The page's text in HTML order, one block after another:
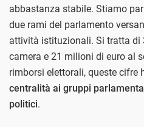
abbastanza stabile. Stiamo
due rami del parlamento
attività istituzionali. Si tratta di
camera e 21 milioni di euro al
rimborsi elettorali, queste cifre
centralità ai gruppi
politici.